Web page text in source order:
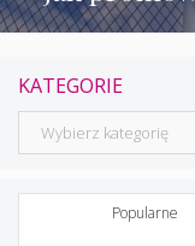
KATEGORIE
Kategorie
Popularne